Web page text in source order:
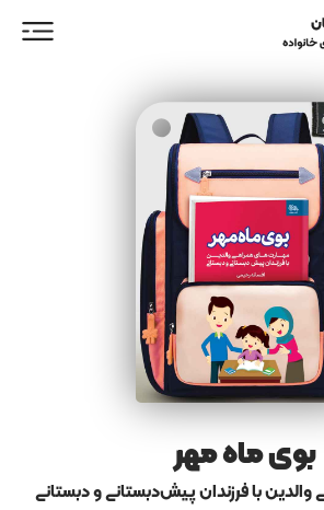
فروش
با ما
بوی ماه مهر
با فرزندان پیش‌دبستانی و دبستانی